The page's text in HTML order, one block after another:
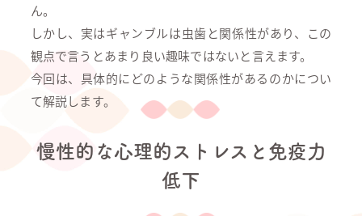
ん。
しかし、実はギャンブルは虫歯と関係性があり、この
観点で言うとあまり良い趣味ではないと言えます。
今回は、具体的にどのような関係性があるのかについ
て解説します。
慢性的な心理的ストレスと免疫力
低下